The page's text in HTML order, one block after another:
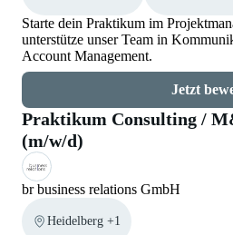
Starte dein Praktikum im
unterstütze unser Team in
Account Management.
Jetzt
Praktikum Consulting /
(m/w/d)
br business relations GmbH
Heidelberg +1